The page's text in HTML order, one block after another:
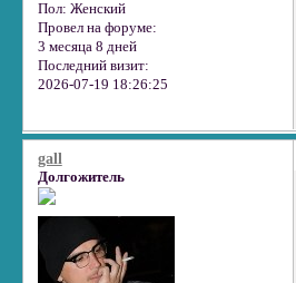
Пол: Женский
Провел на форуме:
3 месяца 8 дней
Последний визит:
2026-07-19 18:26:25
gall
Долгожитель